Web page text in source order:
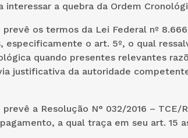
interessar a quebra da Ordem
prevê os termos da Lei Federal nº
especificamente o art. 5º, o qual
quando presentes relevantes
justificativa da autoridade
prevê a Resolução N° 032/2016 – TCE/
a qual traça em seu art. 15